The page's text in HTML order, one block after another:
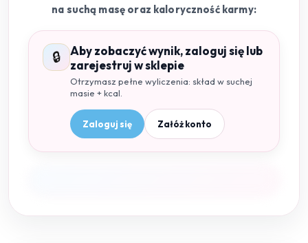
na suchą masę oraz kaloryczność karmy:
🔒
Aby zobaczyć wynik, zaloguj się lub
zarejestruj w sklepie
Otrzymasz pełne wyliczenia: skład w suchej
masie + kcal.
Zaloguj się Załóż konto